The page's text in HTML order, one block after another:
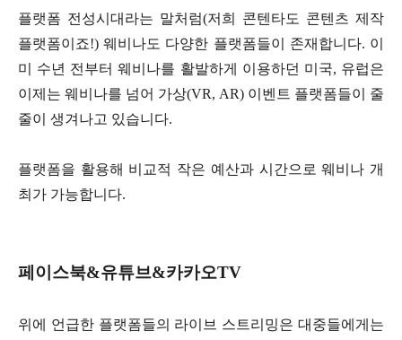
플랫폼 전성시대라는 말처럼(저희 콘텐타도 콘텐츠 제작
플랫폼이죠!) 웨비나도 다양한 플랫폼들이 존재합니다. 이
미 수년 전부터 웨비나를 활발하게 이용하던 미국, 유럽은
이제는 웨비나를 넘어 가상(VR, AR) 이벤트 플랫폼들이 줄
줄이 생겨나고 있습니다.
플랫폼을 활용해 비교적 작은 예산과 시간으로 웨비나 개
최가 가능합니다.
페이스북&유튜브&카카오TV
위에 언급한 플랫폼들의 라이브 스트리밍은 대중들에게는